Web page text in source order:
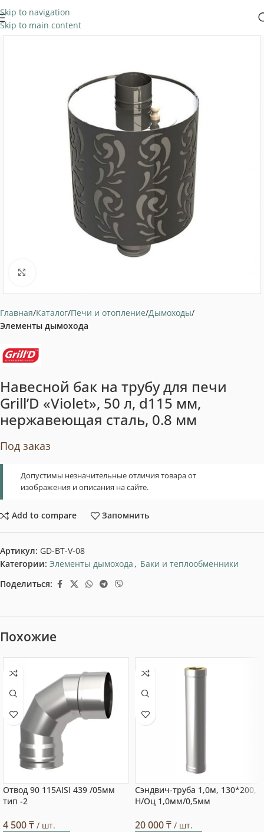
Skip to navigation
Skip to main content
Главная Каталог Печи и отопление Дымоходы
Элементы дымохода
Навесной бак на трубу для печи
Grill’D «Violet», 50 л, d115 мм,
нержавеющая сталь, 0.8 мм
Под заказ
Допустимы незначительные отличия товара от
изображения и описания на сайте.
Add to compare Запомнить
Артикул: GD-BT-V-08
Категории: Элементы дымохода , Баки и теплообменники
Поделиться:
Похожие
Отвод 90 115AISI 439 /05мм
тип -2
4 500₸ / шт.
Сэндвич-труба 1,0м, 130*200,
Н/Оц 1,0мм/0,5мм
20 000₸ / шт.